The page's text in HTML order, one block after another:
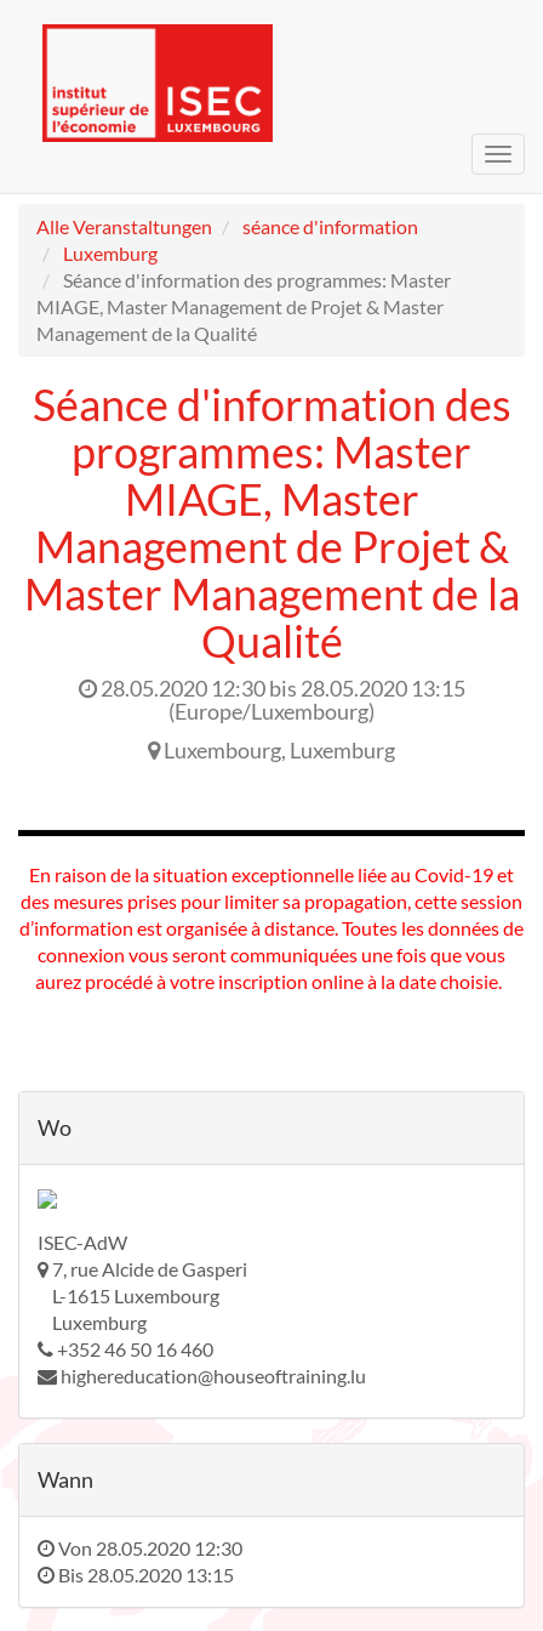
Alle Veranstaltungen
séance d'information
Luxemburg
Séance d'information des programmes: Master
MIAGE, Master Management de Projet & Master
Management de la Qualité
Séance d'information des
programmes: Master
MIAGE, Master
Management de Projet &
Master Management de la
Qualité
28.05.2020 12:30bis 28.05.2020 13:15
(Europe/Luxembourg)
Luxembourg, Luxemburg
En raison de la situation exceptionnelle liée au Covid-19 et
des mesures prises pour limiter sa propagation, cette session
d’information est organisée à distance. Toutes les données de
connexion vous seront communiquées une fois que vous
aurez procédé à votre inscription online à la date choisie.
Wo
ISEC-AdW
7, rue Alcide de Gasperi
L-1615 Luxembourg
Luxemburg
+352 46 50 16 460
highereducation@houseoftraining.lu
Wann
Von 28.05.2020 12:30
Bis 28.05.2020 13:15